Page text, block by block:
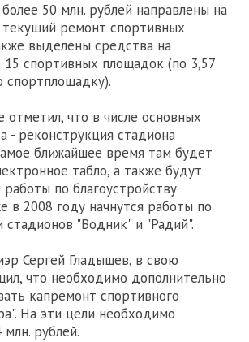
50 млн. рублей направлены на
текущий ремонт спортивных
выделены средства на
15 спортивных площадок (по 3,57
спортплощадку).
отметил, что в числе основных
- реконструкция стадиона
ближайшее время там будет
табло, а также будут
по благоустройству
в 2008 году начнутся работы по
стадионов "Водник" и "Радий".
Сергей Гладышев, в свою
что необходимо дополнительно
капремонт спортивного
На эти цели необходимо
рублей.